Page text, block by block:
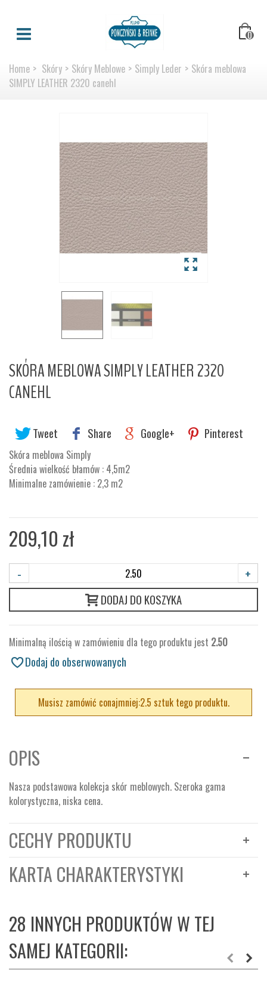
0
Home > Skóry > Skóry Meblowe > Simply Leder > Skóra meblowa
SIMPLY LEATHER 2320 canehl
SKÓRA MEBLOWA SIMPLY LEATHER 2320
CANEHL
Tweet Share Google+ Pinterest
Skóra meblowa Simply
Średnia wielkość błamów : 4,5m2
Minimalne zamówienie : 2,3 m2
209,10 zł
- +
DODAJ DO KOSZYKA
Minimalną ilością w zamówieniu dla tego produktu jest 2.50
Dodaj do obserwowanych
Musisz zamówić conajmniej:2.5 sztuk tego produktu.
OPIS
Nasza podstawowa kolekcja skór meblowych. Szeroka gama
kolorystyczna, niska cena.
CECHY PRODUKTU
KARTA CHARAKTERYSTYKI
28 INNYCH PRODUKTÓW W TEJ
SAMEJ KATEGORII: